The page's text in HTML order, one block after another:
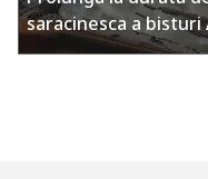
saracinesca a bisturi
di Emerson